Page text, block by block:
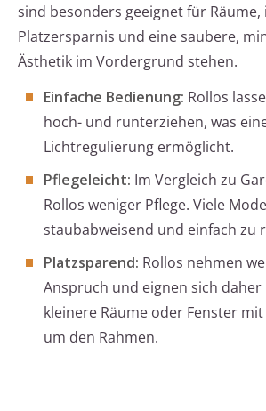
sind besonders geeignet für Räume,
Platzersparnis und eine saubere,
Ästhetik im Vordergrund stehen.
Einfache Bedienung: Rollos
hoch- und runterziehen, was
Lichtregulierung ermöglicht.
Pflegeleicht: Im Vergleich zu
Rollos weniger Pflege. Viele
staubabweisend und einfach zu
Platzsparend: Rollos nehmen
Anspruch und eignen sich
kleinere Räume oder Fenster
um den Rahmen.